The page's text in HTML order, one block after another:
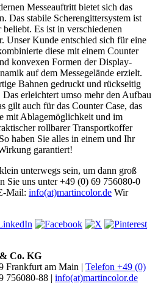
Messeauftritt bietet sich das
Das stabile Scherengittersystem ist
Es ist in verschiedenen
Unser Kunde entschied sich für eine
diese mit einem Counter
konvexen Formen der Display-
auf dem Messegelände erzielt.
Bahnen gedruckt und rückseitig
erleichtert umso mehr den Aufbau
gilt auch für das Counter Case, das
mit Ablagemöglichkeit und im
rollbarer Transportkoffer
haben Sie alles in einem und Ihr
garantiert!
unterwegs sein, um dann groß
Sie uns unter +49 (0) 69 756080-0
Mail: info(at)martincolor.de Wir
Co. KG
Frankfurt am Main | Telefon +49 (0)
756080-88 | info(at)martincolor.de